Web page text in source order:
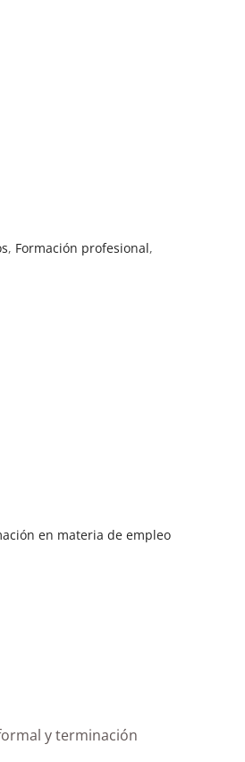
, Formación profesional,
en materia de empleo
formal y terminación